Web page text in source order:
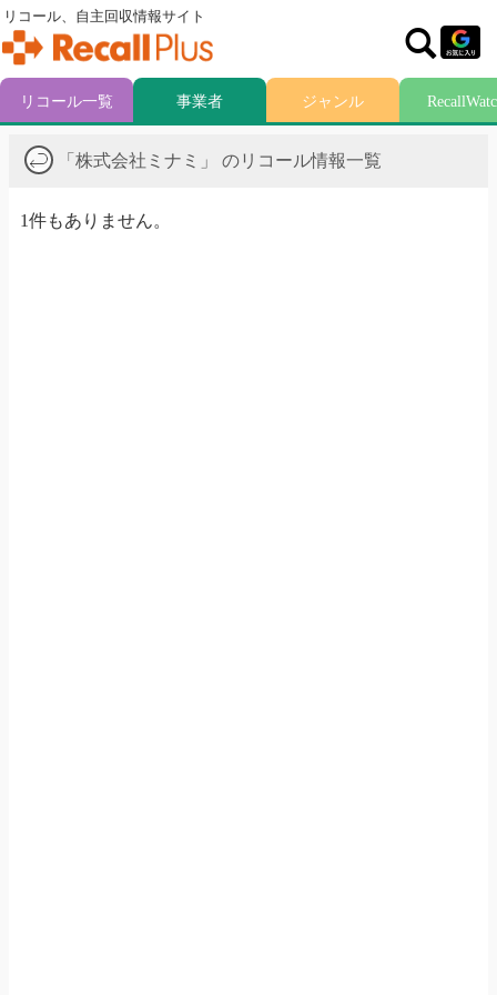
「株式会社ミナミ」 のリコール情報一覧
1件もありません。
リコール、自主回収情報サイト
リコール一覧 事業者 ジャンル